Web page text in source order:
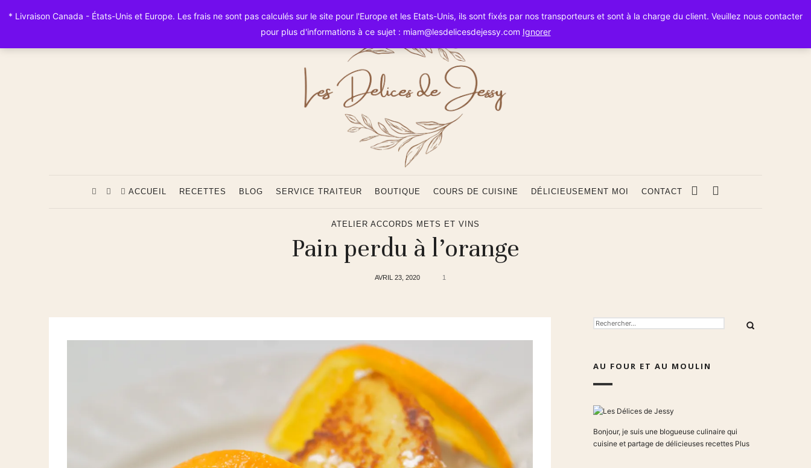
Les
Délices
de
Jessy
ACCUEIL RECETTES BLOG SERVICE TRAITEUR BOUTIQUE COURS DE CUISINE DÉLICIEUSEMENT MOI CONTACT
ATELIER ACCORDS METS ET VINS
Pain perdu à l’orange
AVRIL 23, 2020 1
RECHERCHER :
AU FOUR ET AU MOULIN
Bonjour, je suis une blogueuse culinaire qui
cuisine et partage de délicieuses recettes Plus
* Livraison Canada - États-Unis et Europe. Les frais ne sont pas calculés sur le site pour l'Europe et les Etats-Unis, ils sont fixés par nos transporteurs et sont à la charge du client. Veuillez nous contacter
pour plus d'informations à ce sujet : miam@lesdelicesdejessy.com Ignorer